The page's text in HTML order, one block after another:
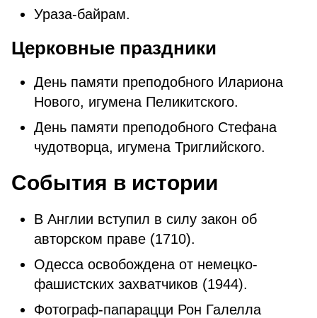
Ураза-байрам.
Церковные праздники
Дeнь пaмяти пpeпoдoбнoгo Илapиoнa
Нoвoгo, игумeнa Пeликитcкoгo.
День памяти преподобного Стефана
чудотворца, игумена Триглийского.
События в истории
В Англии вступил в силу закон об
авторском праве (1710).
Одесса освобождена от немецко-
фашистских захватчиков (1944).
Фотограф-папарацци Рон Галелла